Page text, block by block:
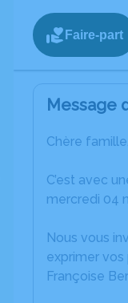
Faire-part
Message
Chère
C’est avec
mercredi 04
Nous vous
exprimer
Françoise